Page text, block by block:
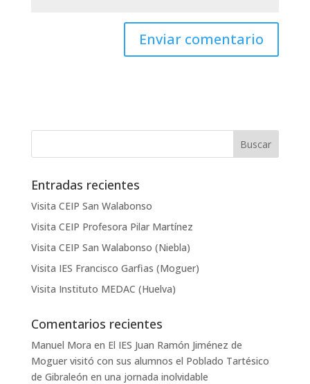
Entradas recientes
Visita CEIP San Walabonso
Visita CEIP Profesora Pilar Martínez
Visita CEIP San Walabonso (Niebla)
Visita IES Francisco Garfias (Moguer)
Visita Instituto MEDAC (Huelva)
Comentarios recientes
Manuel Mora en El IES Juan Ramón Jiménez de
Moguer visitó con sus alumnos el Poblado Tartésico
de Gibraleón en una jornada inolvidable